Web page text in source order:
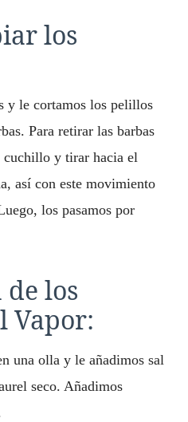
los
y le cortamos los pelillos
Para retirar las barbas
cuchillo y tirar hacia el
así con este movimiento
los pasamos por
los
Vapor:
una olla y le añadimos sal
seco. Añadimos